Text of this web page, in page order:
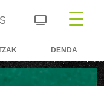
DENDA